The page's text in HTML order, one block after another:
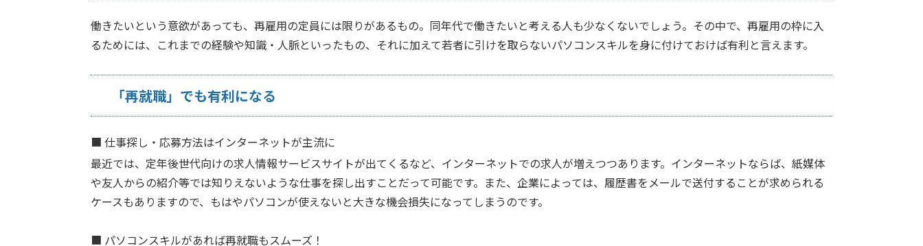
働きたいという意欲があっても、再雇用の定員には限りがあるもの。同年代で働きたいと考える人も少なくないでしょう。その中で、再雇用の枠に入
るためには、これまでの経験や知識・人脈といったもの、それに加えて若者に引けを取らないパソコンスキルを身に付けておけば有利と言えます。
「再就職」でも有利になる
■ 仕事探し・応募方法はインターネットが主流に
最近では、定年後世代向けの求人情報サービスサイトが出てくるなど、インターネットでの求人が増えつつあります。インターネットならば、紙媒体
や友人からの紹介等では知りえないような仕事を探し出すことだって可能です。また、企業によっては、履歴書をメールで送付することが求められる
ケースもありますので、もはやパソコンが使えないと大きな機会損失になってしまうのです。
■ パソコンスキルがあれば再就職もスムーズ！